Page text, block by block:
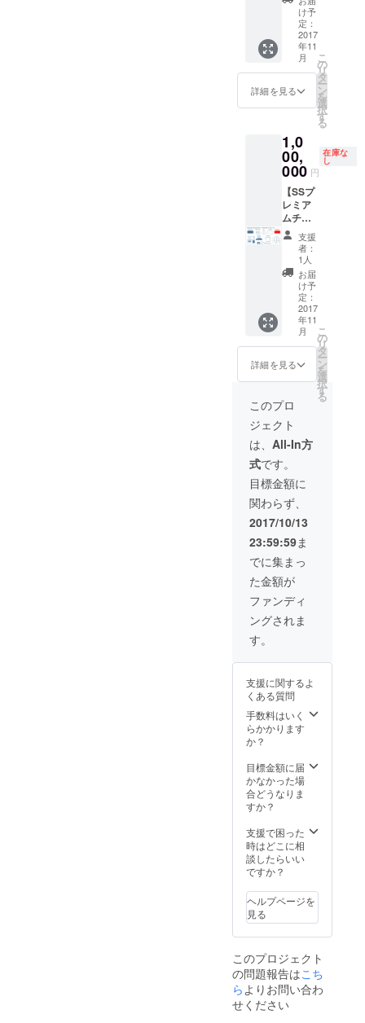
承くだ
さいま
せ。
1枚 ※
作品の
著作権
保護の
観点か
ら、イ
内で作
品に
する映
像や画
像を使
用する
部分に
ついて
は本
DVD
に
は収録
されま
せん。
またイ
ベント
内で使
用され
る
がフル
収録さ
可能性
がござ
います
ので、
あ
らかじ
めご了
承くだ
さいま
せ。
ざいま
す。
●【CA
MPFIRE
限定】
ジナル
イベン
トDVD
1枚
※作
品の著
作権保
護の観
点か
ら、イ
ベント
内で作
品に
関する
映像や
画像を
使用す
につい
ては本
には収
録され
ませ
たイベ
ント内
で使用
される
音源等
がフル
収録さ
れない
可能性
がござ
います
ので、
じめご
了承く
ださい
ませ。
●【プレ
ミアム
映
画『ブ
レード
０４
９』
イ
ンター
ナル版
ポス
ター
セット
・
ライア
ン・ゴ
ズリン
き＆感
謝レ
ター 2
通 ●チ
ネチッ
タ 全館
共通招
チケッ
ト売場
で受付
し、
鑑
賞作品
の入場
券と交
換いた
だく必
要がご
ざいま
す。
●【CA
MPFIRE
限定】
オリ
ジナル
ジェス
2枚
※作
品の著
作権保
護の観
点か
ら、イ
ベント
品に
関する
映像や
画像を
使用す
る部分
DVD
には収
録され
ませ
ん。ま
で使用
される
収録さ
れない
可能性
がござ
ので、
あらか
じめご
ださい
ませ。
●【CA
MPFIRE
Party』
イベ
ント入
場チ
ケット
1名様分
締切
後、
メール
による
ご案内
となり
ます
●『Blad
Runner
Premiu
Party』
豪華
出演者
＆ス
タッフ
からの
謝レ
ター 1
通 ●チ
ネチッ
タ 全館
共通招
待券 1
枚 ※
来場時
チケッ
ト売場
で受付
し、
鑑
賞作品
の入場
券と交
換いた
ざいま
す。
●【CA
MPFIRE
限定】
オリ
トダイ
ジェス
トDVD
著作権
保護の
観点か
ら、イ
内で作
品に
関
する映
像を使
用する
部分に
ついて
は本
け予
定：
2017
年11
月
詳細を見る
こ
の
リ
タ
ー
ン
を
選
択
す
る
1,0
00,
000 円
在庫な
し
【SSプ
レミア
ムチ
ケッ
ト】
●『Blad
e
Runner
Premiu
Party』
イ
ベント
入場チ
ケット
10名様
分
●『Blad
e
Runner
Premiu
m
Party』
豪
華出演
者＆ス
タッフ
からの
寄せ書
き＆感
謝レ
ター 10
通 ●チ
ネチッ
待券 10
来場時
チケッ
ト売場
で受付
し、
賞作品
の入場
券と交
換いた
要がご
ざいま
す。
●【CA
限定】
・オ
リジナ
ルイベ
イジェ
スト
DVD 10
枚
※作品の
支援
者：
1人
お届
け予
定：
2017
年11
月
詳細を見る
こ
の
リ
タ
ー
ン
を
選
択
す
る
このプロ
ジェクト
は、 All-In方
式です。
目標金額に
関わらず、
2017/10/13
23:59:59ま
でに集まっ
た金額が
ファンディ
ングされま
す。
支援に関するよ
くある質問
手数料はいく
らかかります
か？
目標金額に届
かなかった場
合どうなりま
すか？
支援で困った
時はどこに相
談したらいい
ですか？
ヘルプページを
見る
このプロジェクト
の問題報告はこち
らよりお問い合わ
せください